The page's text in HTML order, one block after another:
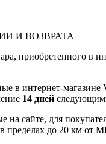
И ВОЗВРАТА
приобретенного в
в интернет-
14 дней
на сайте, для
пределах до 20 км от